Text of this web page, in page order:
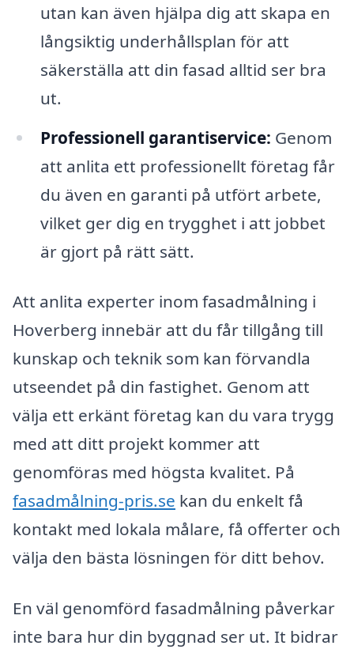
utan kan även hjälpa dig att skapa en
långsiktig underhållsplan för att
säkerställa att din fasad alltid ser bra
ut.
Professionell garantiservice: Genom
att anlita ett professionellt företag får
du även en garanti på utfört arbete,
vilket ger dig en trygghet i att jobbet
är gjort på rätt sätt.
Att anlita experter inom fasadmålning i
Hoverberg innebär att du får tillgång till
kunskap och teknik som kan förvandla
utseendet på din fastighet. Genom att
välja ett erkänt företag kan du vara trygg
med att ditt projekt kommer att
genomföras med högsta kvalitet. På
fasadmålning-pris.se kan du enkelt få
kontakt med lokala målare, få offerter och
välja den bästa lösningen för ditt behov.
En väl genomförd fasadmålning påverkar
inte bara hur din byggnad ser ut. It bidrar